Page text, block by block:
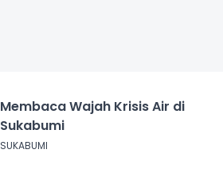
Membaca Wajah Krisis Air di
Sukabumi
SUKABUMI